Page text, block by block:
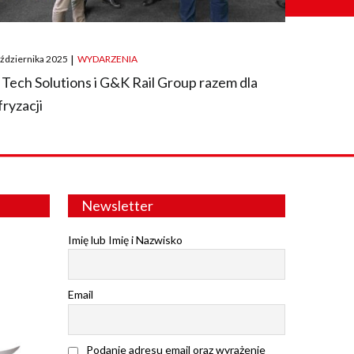
2025 | WYDARZENIA
Tech Solutions i G&K Rail Group razem dla
Newsletter
Imię lub Imię i Nazwisko
Email
Podanie adresu email oraz wyrażenie